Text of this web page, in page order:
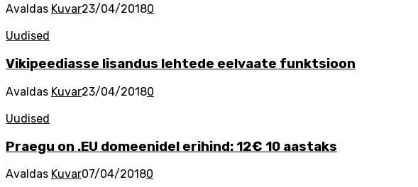
Avaldas Kuvar23/04/20180
Uudised
Vikipeediasse lisandus lehtede eelvaate funktsioon
Avaldas Kuvar23/04/20180
Uudised
Praegu on .EU domeenidel erihind: 12€ 10 aastaks
Avaldas Kuvar07/04/20180